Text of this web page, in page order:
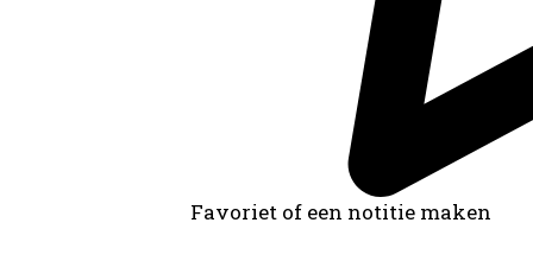
Favoriet of een notitie maken